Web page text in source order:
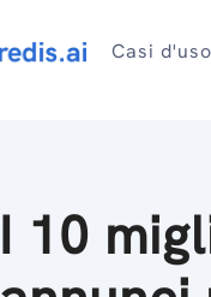
Casi d'uso
I 10